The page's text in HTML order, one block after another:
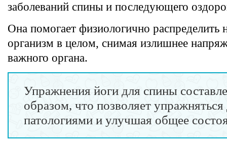
заболеваний спины и последующего
Она помогает физиологично распределить
организм в целом, снимая излишнее
важного органа.
Упражнения йоги для спины
образом, что позволяет
патологиями и улучшая общее